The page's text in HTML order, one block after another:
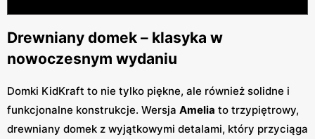
Drewniany domek – klasyka w
nowoczesnym wydaniu
Domki KidKraft to nie tylko piękne, ale również solidne i
funkcjonalne konstrukcje. Wersja Amelia to trzypiętrowy,
drewniany domek z wyjątkowymi detalami, który przyciąga